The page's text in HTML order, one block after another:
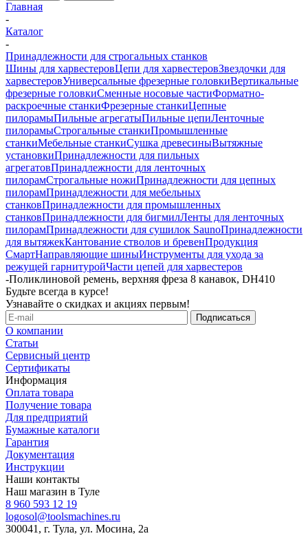
Главная
-
Каталог
-
Принадлежности для строгальных станков
Шины для харвестеровЦепи для харвестеровЗвездочки для
харвестеровУниверсальные фрезерные головкиВертикальные
фрезерные головкиСменные носовые частиФорматно-
раскроечные станкиФрезерные станкиЦепные
пилорамыПильные агрегатыПильные цепиЛенточные
пилорамыСтрогальные станкиПромышленные
станкиМебельные станкиСушка древесиныВытяжные
установкиПринадлежности для пильных
агрегатовПринадлежности для ленточных
пилорамСтрогальные ножиПринадлежности для цепных
пилорамПринадлежности для мебельных
станковПринадлежности для промышленных
станковПринадлежности для бигмилЛенты для ленточных
пилорамПринадлежности для сушилок SaunoПринадлежности
для вытяжекКантование стволов и бревенПродукция
СмартНаправляющие шиныИнструменты для ухода за
режущей гарнитуройЧасти цепей для харвестеров
-Поликлиновой ремень, верхняя фреза 8 канавок, DH410
Будьте всегда в курсе!
Узнавайте о скидках и акциях первым!
О компании
Статьи
Сервисный центр
Сертификаты
Информация
Оплата товара
Получение товара
Для предприятий
Бумажные каталоги
Гарантия
Документация
Инструкции
Наши контакты
Наш магазин в Туле
8 960 593 12 19
logosol@toolsmachines.ru
300041, г. Тула, ул. Мосина, 2а